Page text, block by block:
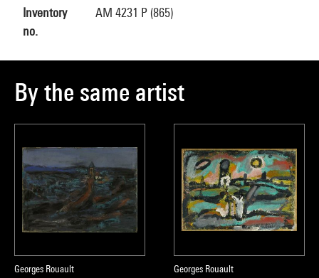
Inventory
no.
AM 4231 P (865)
By the same artist
Georges Rouault
Georges Rouault